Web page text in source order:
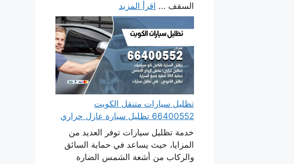
السقف ... اقرأ المزيد
تظليل سيارات متنقل الكويت
66400552 تظليل سيارة عازل حراري
خدمة تظليل سيارات توفر العديد من
المزايا، حيث يساعد في حماية السائق
والركاب من أشعة الشمس الضارة